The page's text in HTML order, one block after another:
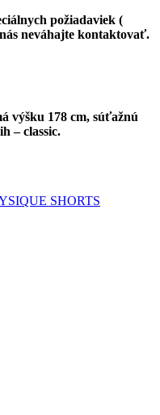
požiadaviek (
neváhajte kontaktovať.
výšku 178 cm, súťažnú
– classic.